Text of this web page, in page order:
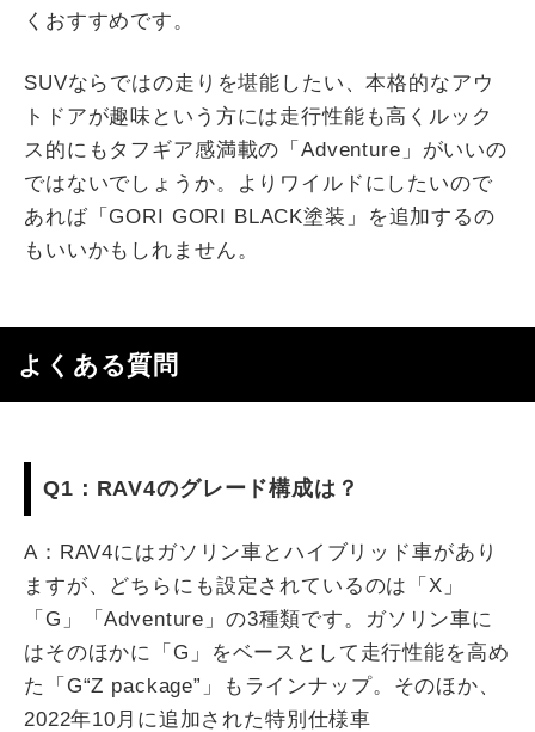
くおすすめです。
SUVならではの走りを堪能したい、本格的なアウ
トドアが趣味という方には走行性能も高くルック
ス的にもタフギア感満載の「Adventure」がいいの
ではないでしょうか。よりワイルドにしたいので
あれば「GORI GORI BLACK塗装」を追加するの
もいいかもしれません。
よくある質問
Q1：RAV4のグレード構成は？
A：RAV4にはガソリン車とハイブリッド車があり
ますが、どちらにも設定されているのは「X」
「G」「Adventure」の3種類です。ガソリン車に
はそのほかに「G」をベースとして走行性能を高め
た「G“Z package”」もラインナップ。そのほか、
2022年10月に追加された特別仕様車